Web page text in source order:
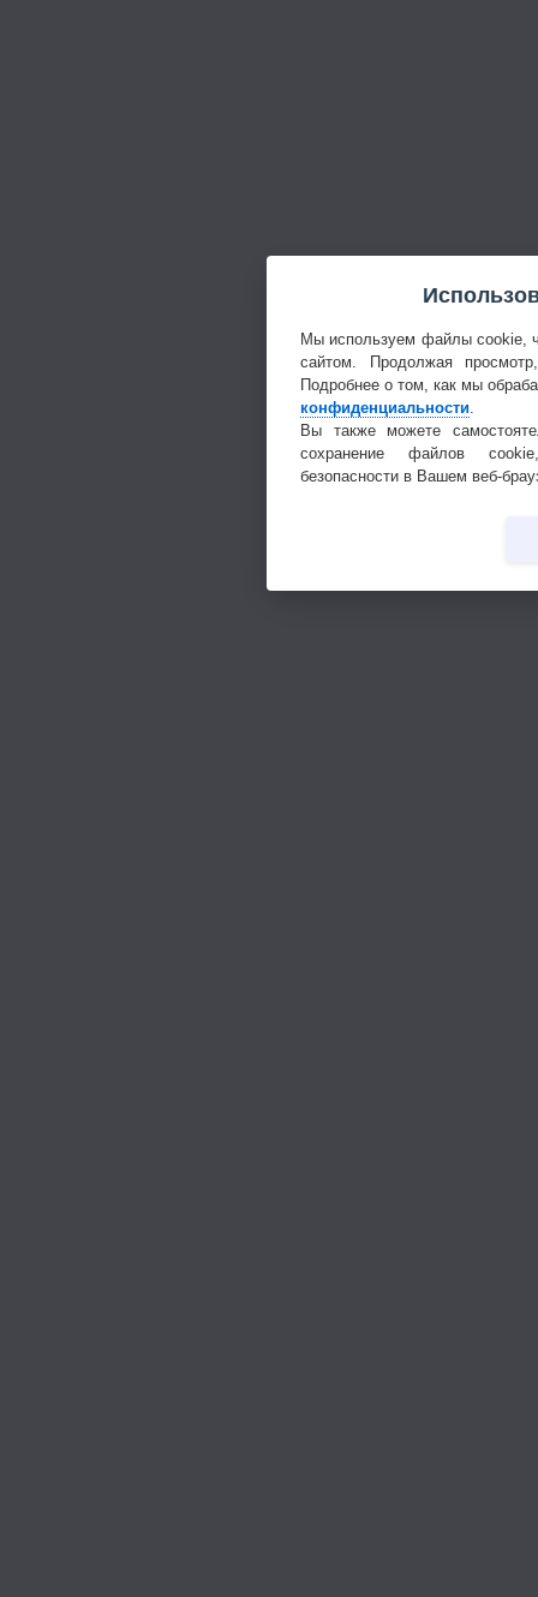
Мы используем файлы cookie,
сайтом. Продолжая
Подробнее о том, как мы
конфиденциальности
Вы также можете
сохранение файлов
безопасности в Вашем веб-